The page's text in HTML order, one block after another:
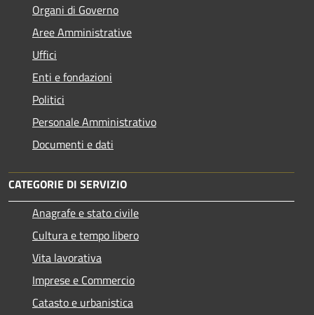
Organi di Governo
Aree Amministrative
Uffici
Enti e fondazioni
Politici
Personale Amministrativo
Documenti e dati
CATEGORIE DI SERVIZIO
Anagrafe e stato civile
Cultura e tempo libero
Vita lavorativa
Imprese e Commercio
Catasto e urbanistica